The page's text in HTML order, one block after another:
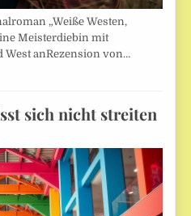
„Weiße Westen,
Meisterdiebin mit
West anRezension von…
sich nicht streiten